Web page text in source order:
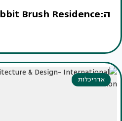
ה:Rabbit Brush Residence בג'קסון וויומינג
אדריכלות